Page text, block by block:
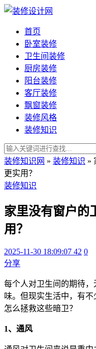
首页
卧室装修
卫生间装修
厨房装修
阳台装修
客厅装修
飘窗装修
装修风格
装修知识
装修知识网 » 装修知识 »
更实用？
装修知识
家里没有窗户的
用？
2025-11-30 18:09:07 42 0
分享
每个人对卫生间的期待
味。但现实生活中，有
怎么拯救这些暗卫？
1、通风